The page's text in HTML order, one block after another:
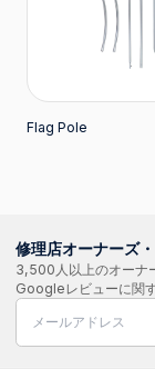
Flag Pole
修理店オーナーズ
3,500人以上のオーナ
Googleレビューに関